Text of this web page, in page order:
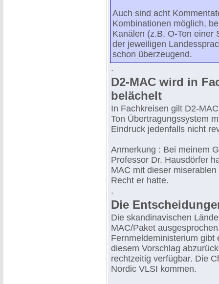
Auch sind acht
Kombinationen möglich,
Kanälen (z.B. O-Ton einer
der jeweiligen
schon überzeugend.
.
D2-MAC wird in
belächelt
In Fachkreisen gilt D2-
Ton Übertragungssystem
Eindruck jedenfalls nicht
Anmerkung : Bei meinem
Professor Dr. Hausdörfer
MAC mit dieser
Recht er hatte.
.
Die
Die skandinavischen
MAC/Paket
Fernmeldeministerium gibt
diesem Vorschlag
rechtzeitig verfügbar. Die
Nordic VLSI kommen.